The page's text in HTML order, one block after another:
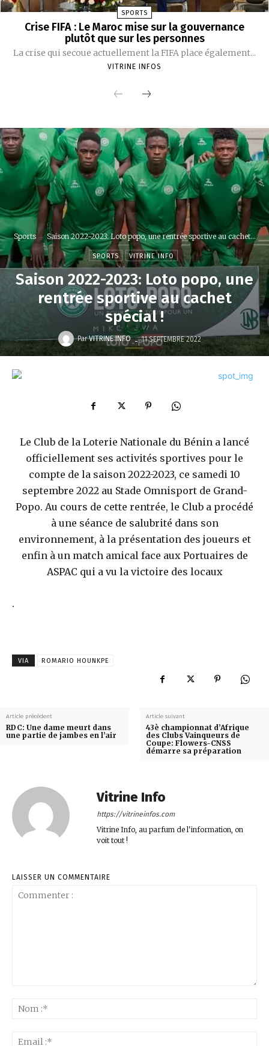
SPORTS
Crise FIFA : Le Maroc mise sur la gouvernance
plutôt que sur les personnes
La crise qui secoue actuellement la FIFA place également...
VITRINE INFOS